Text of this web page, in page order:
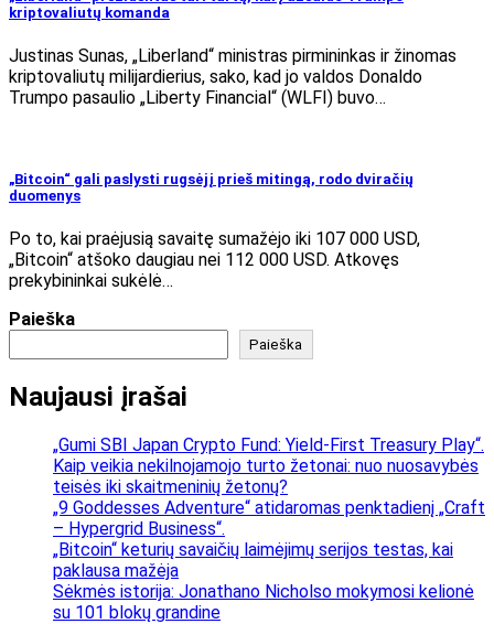
kriptovaliutų komanda
Justinas Sunas, „Liberland“ ministras pirmininkas ir žinomas
kriptovaliutų milijardierius, sako, kad jo valdos Donaldo
Trumpo pasaulio „Liberty Financial“ (WLFI) buvo…
„Bitcoin“ gali paslysti rugsėjį prieš mitingą, rodo dviračių
duomenys
Po to, kai praėjusią savaitę sumažėjo iki 107 000 USD,
„Bitcoin“ atšoko daugiau nei 112 000 USD. Atkovęs
prekybininkai sukėlė…
Paieška
Paieška
Naujausi įrašai
„Gumi SBI Japan Crypto Fund: Yield-First Treasury Play“.
Kaip veikia nekilnojamojo turto žetonai: nuo nuosavybės
teisės iki skaitmeninių žetonų?
„9 Goddesses Adventure“ atidaromas penktadienį „Craft
– Hypergrid Business“.
„Bitcoin“ keturių savaičių laimėjimų serijos testas, kai
paklausa mažėja
Sėkmės istorija: Jonathano Nicholso mokymosi kelionė
su 101 blokų grandine